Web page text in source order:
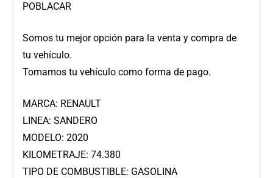
POBLACAR
Somos tu mejor opción para la venta y compra de
tu vehículo.
Tomamos tu vehículo como forma de pago.
MARCA: RENAULT
LINEA: SANDERO
MODELO: 2020
KILOMETRAJE: 74.380
TIPO DE COMBUSTIBLE: GASOLINA